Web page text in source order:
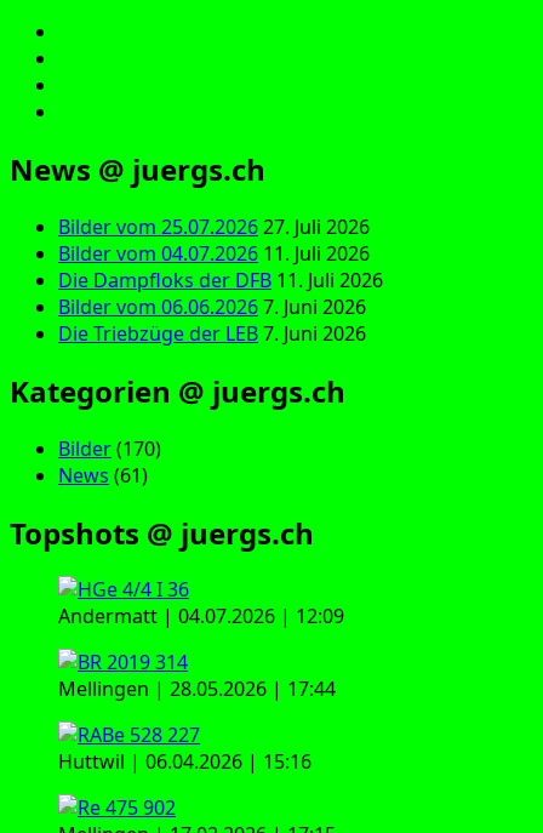
News @ juergs.ch
Bilder vom 25.07.202627. Juli 2026
Bilder vom 04.07.2026 11. Juli 2026
Die Dampfloks der DFB 11. Juli 2026
Bilder vom 06.06.20267. Juni 2026
Die Triebzüge der LEB7. Juni 2026
Kategorien @ juergs.ch
Bilder(170)
News (61)
Topshots @ juergs.ch
Andermatt | 04.07.2026 | 12:09
Mellingen | 28.05.2026 | 17:44
Huttwil | 06.04.2026 | 15:16